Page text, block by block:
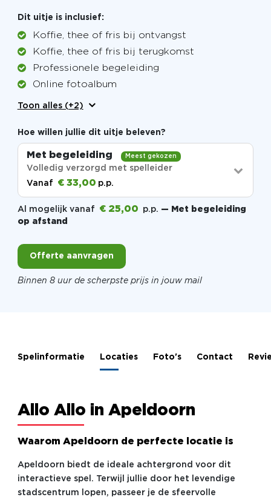
Dit uitje is inclusief:
Koffie, thee of fris bij ontvangst
Koffie, thee of fris bij terugkomst
Professionele begeleiding
Online fotoalbum
Toon alles (+2)
Hoe willen jullie dit uitje beleven?
Met begeleiding Meest gekozen
Volledig verzorgd met spelleider
Vanaf € 33,00 p.p.
Al mogelijk vanaf € 25,00 p.p. — Met begeleiding
op afstand
Offerte aanvragen
Binnen 8 uur de scherpste prijs in jouw mail
Spelinformatie Locaties Foto's Contact
Allo Allo in Apeldoorn
Waarom Apeldoorn de perfecte locatie is
Apeldoorn biedt de ideale achtergrond voor dit
interactieve spel. Terwijl jullie door het levendige
stadscentrum lopen, passeer je de sfeervolle